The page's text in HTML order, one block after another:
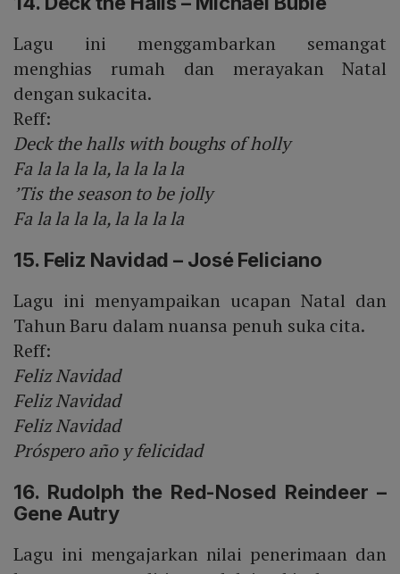
Lagu ini menggambarkan semangat
menghias rumah dan merayakan Natal
dengan sukacita.
Reff:
Deck the halls with boughs of holly
Fa la la la la, la la la la
’Tis the season to be jolly
Fa la la la la, la la la la
15. Feliz Navidad – José Feliciano
Lagu ini menyampaikan ucapan Natal dan
Tahun Baru dalam nuansa penuh suka cita.
Reff:
Feliz Navidad
Feliz Navidad
Feliz Navidad
Próspero año y felicidad
16. Rudolph the Red-Nosed Reindeer –
Gene Autry
Lagu ini mengajarkan nilai penerimaan dan